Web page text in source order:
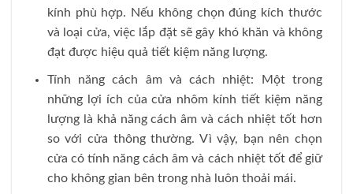
kính phù hợp. Nếu không chọn đúng kích thước
và loại cửa, việc lắp đặt sẽ gây khó khăn và không
đạt được hiệu quả tiết kiệm năng lượng.
Tính năng cách âm và cách nhiệt: Một trong
những lợi ích của cửa nhôm kính tiết kiệm năng
lượng là khả năng cách âm và cách nhiệt tốt hơn
so với cửa thông thường. Vì vậy, bạn nên chọn
cửa có tính năng cách âm và cách nhiệt tốt để giữ
cho không gian bên trong nhà luôn thoải mái.